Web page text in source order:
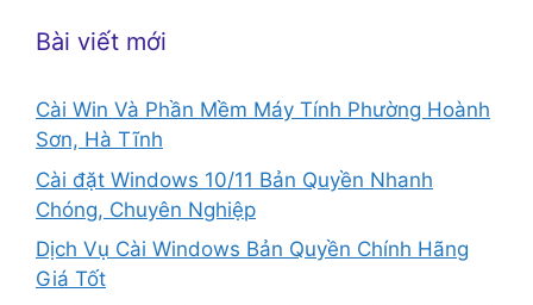
Bài viết mới
Cài Win Và Phần Mềm Máy Tính Phường Hoành
Sơn, Hà Tĩnh
Cài đặt Windows 10/11 Bản Quyền Nhanh
Chóng, Chuyên Nghiệp
Dịch Vụ Cài Windows Bản Quyền Chính Hãng
Giá Tốt